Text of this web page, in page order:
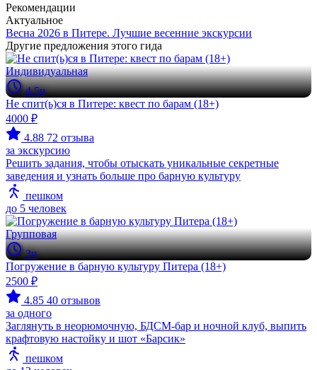
Рекомендации
Актуальное
Весна 2026 в Питере. Лучшие весенние экскурсии
Другие предложения этого гида
Индивидуальная
4.5ч
Не спит(ь)ся в Питере: квест по барам (18+)
4000 ₽
4.88 72 отзыва
за экскурсию
Решить задания, чтобы отыскать уникальные секретные
заведения и узнать больше про барную культуру
пешком
до 5 человек
Групповая
3ч
Погружение в барную культуру Питера (18+)
2500 ₽
4.85 40 отзывов
за одного
Заглянуть в неорюмочную, БДСМ-бар и ночной клуб, выпить
крафтовую настойку и шот «Барсик»
пешком